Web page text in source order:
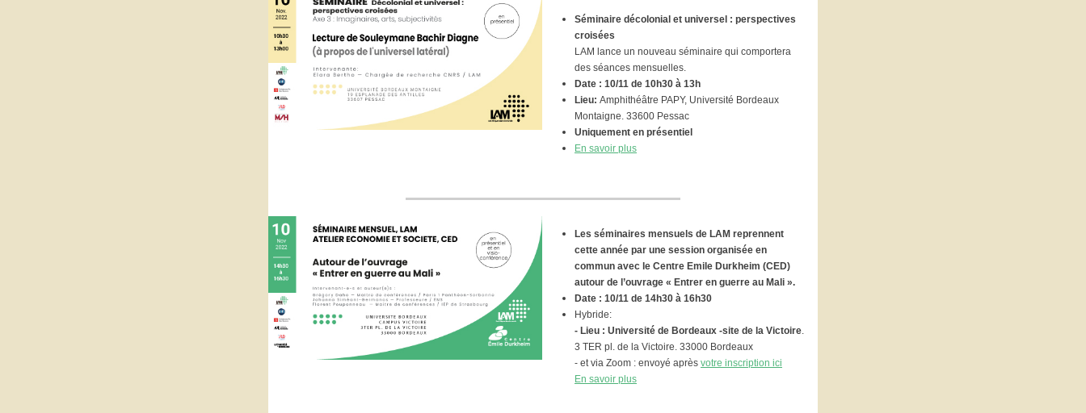
Séminaire décolonial et universel : perspectives
croisées
LAM lance un nouveau séminaire qui comportera
des séances mensuelles.
Date : 10/11 de 10h30 à 13h
Lieu: Amphithéâtre PAPY, Université Bordeaux
Montaigne. 33600 Pessac
Uniquement en présentiel
En savoir plus
Les séminaires mensuels de LAM reprennent
cette année par une session organisée en
commun avec le Centre Emile Durkheim (CED)
autour de l’ouvrage « Entrer en guerre au Mali ».
Date : 10/11 de 14h30 à 16h30
Hybride:
- Lieu : Université de Bordeaux -site de la Victoire.
3 TER pl. de la Victoire. 33000 Bordeaux
- et via Zoom : envoyé après votre inscription ici
En savoir plus